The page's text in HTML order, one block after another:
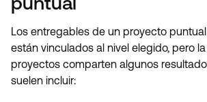
Los entregables de un proyecto
están vinculados al nivel elegido, pero
proyectos comparten algunos
suelen incluir: